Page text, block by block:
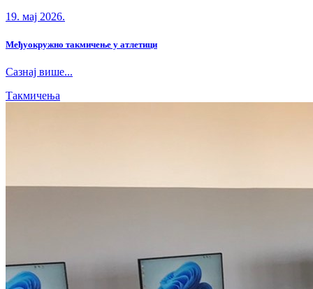
19. мај 2026.
Међуокружно такмичење у атлетици
Сазнај више...
Такмичења